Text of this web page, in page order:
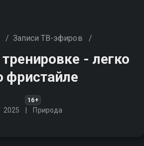
/ Записи ТВ-эфиров /
- легко
фристайле
16+
2025 Природа